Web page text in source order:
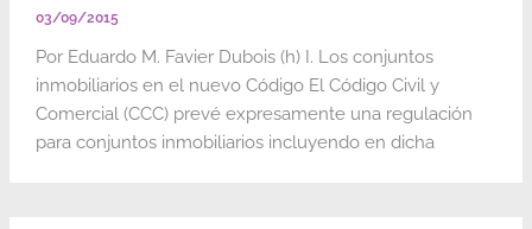
03/09/2015
Por Eduardo M. Favier Dubois (h) I. Los conjuntos
inmobiliarios en el nuevo Código El Código Civil y
Comercial (CCC) prevé expresamente una regulación
para conjuntos inmobiliarios incluyendo en dicha